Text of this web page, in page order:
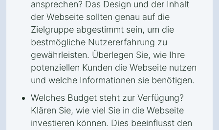
ansprechen? Das Design und der Inhalt
der Webseite sollten genau auf die
Zielgruppe abgestimmt sein, um die
bestmögliche Nutzererfahrung zu
gewährleisten. Überlegen Sie, wie Ihre
potenziellen Kunden die Webseite nutzen
und welche Informationen sie benötigen.
Welches Budget steht zur Verfügung?
Klären Sie, wie viel Sie in die Webseite
investieren können. Dies beeinflusst den